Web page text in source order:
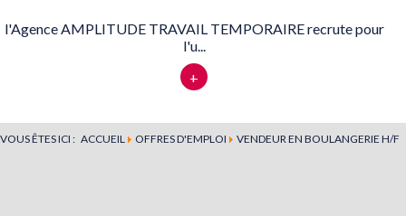
l'Agence AMPLITUDE TRAVAIL TEMPORAIRE recrute pour
l'u...
+
VOUS ÊTES ICI : ACCUEIL OFFRES D'EMPLOI VENDEUR EN BOULANGERIE H/F